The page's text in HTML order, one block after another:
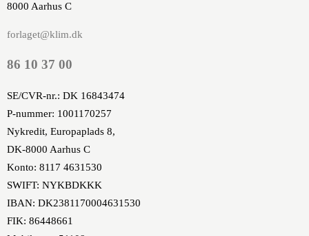
8000 Aarhus C
forlaget@klim.dk
86 10 37 00
SE/CVR-nr.: DK 16843474
P-nummer: 1001170257
Nykredit, Europaplads 8,
DK-8000 Aarhus C
Konto: 8117 4631530
SWIFT: NYKBDKKK
IBAN: DK2381170004631530
FIK: 86448661